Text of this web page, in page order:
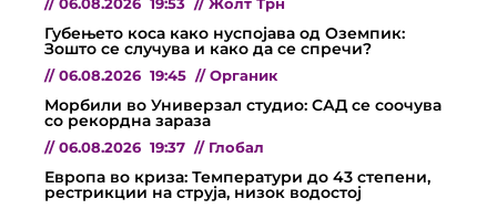
// 06.08.2026 19:53 // Жолт Трн
Губењето коса како нуспојава од Оземпик:
Зошто се случува и како да се спречи?
// 06.08.2026 19:45 // Органик
Морбили во Универзал студио: САД се соочува
со рекордна зараза
// 06.08.2026 19:37 // Глобал
Европа во криза: Температури до 43 степени,
рестрикции на струја, низок водостој